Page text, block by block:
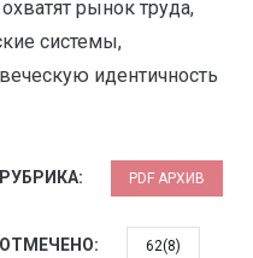
рынок труда,
системы,
идентичность
РУБРИКА: PDF АРХИВ
ОТМЕЧЕНО: 62(8)